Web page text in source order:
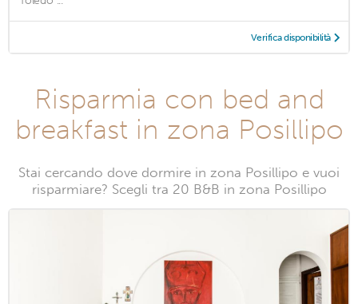
Verifica disponibilità
Risparmia con bed and
breakfast in zona Posillipo
Stai cercando dove dormire in zona Posillipo e vuoi
risparmiare? Scegli tra 20 B&B in zona Posillipo